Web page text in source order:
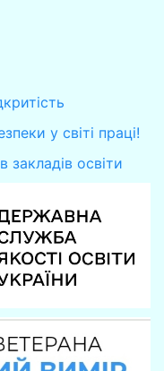
у світі праці!
закладів освіти